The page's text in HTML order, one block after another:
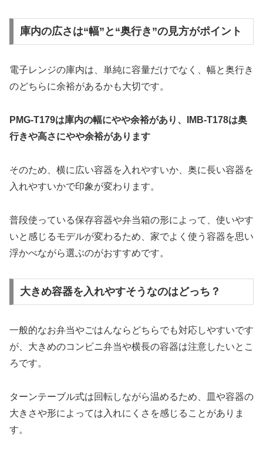
庫内の広さは“幅”と“奥行き”の見方がポイント
電子レンジの庫内は、単純に容量だけでなく、幅と奥行き
のどちらに余裕があるかも大切です。
PMG-T179は庫内の幅にやや余裕があり、IMB-T178は奥
行きや高さにやや余裕があります
そのため、横に広い容器を入れやすいか、奥に長い容器を
入れやすいかで印象が変わります。
普段使っている保存容器や弁当箱の形によって、使いやす
いと感じるモデルが変わるため、家でよく使う容器を思い
浮かべながら選ぶのがおすすめです。
大きめ容器を入れやすそうなのはどっち？
一般的なお弁当やごはんならどちらでも対応しやすいです
が、大きめのコンビニ弁当や横長の容器は注意したいとこ
ろです。
ターンテーブル式は回転しながら温めるため、皿や容器の
大きさや形によっては入れにくさを感じることがありま
す。